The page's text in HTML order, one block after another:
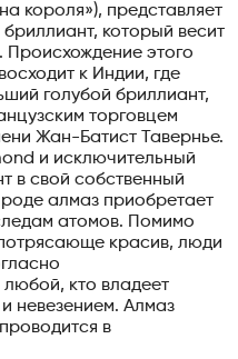
короля»), представляет
который весит
Происхождение этого
к Индии, где
голубой бриллиант,
торговцем
Жан-Батист Тавернье.
и исключительный
в свой собственный
алмаз приобретает
атомов. Помимо
красив, люди
кто владеет
невезением. Алмаз
в